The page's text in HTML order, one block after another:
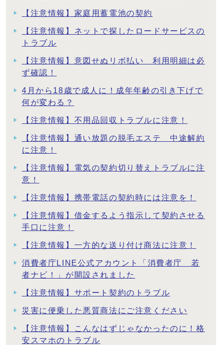
【注意情報】家庭用蓄電池の契約
【注意情報】ネットで探したロードサービスの
トラブル
【注意情報】意図せぬリボ払い 利用明細は必
ず確認！
4月から18歳で成人に！成年年齢の引き下げで
何が変わる？
【注意情報】不用品回収トラブルに注意！
【注意情報】通い放題の脱毛エステ 中途解約
に注意！
【注意情報】電気の契約切り替えトラブルに注
意！
【注意情報】携帯電話の契約時には注意を！
【注意情報】借金するよう指示して契約させる
手口に注意！
【注意情報】一方的な送り付け商法に注意！
消費者庁LINE公式アカウント「消費者庁 若
者ナビ！」が開設されました
【注意情報】サポート契約のトラブル
災害に便乗した悪質商法にご注意ください
【注意情報】こんなはずじゃなかったのに！格
安スマホのトラブル